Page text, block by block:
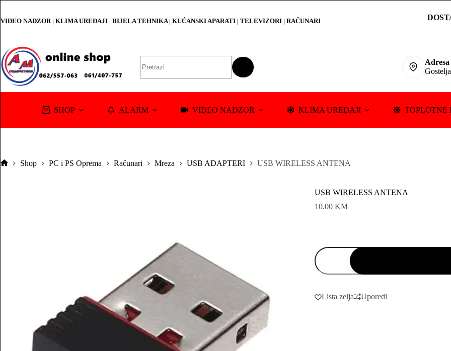
content
VIDEO NADZOR | KLIMA UREĐAJI | BIJELA TEHNIKA | KUĆANSKI APARATI | TELEVIZORI | RAČUNARI
results
Adresa
SHOP ALARM VIDEO NADZOR KLIMA UREĐAJI TOPLOTNE
Shop PC i PS Oprema Računari Mreza USB ADAPTERI USB WIRELESS ANTENA
USB WIRELESS ANTENA
10.00 KM
USB
WIRELESS
ANTENA
količina
Lista zelja Uporedi